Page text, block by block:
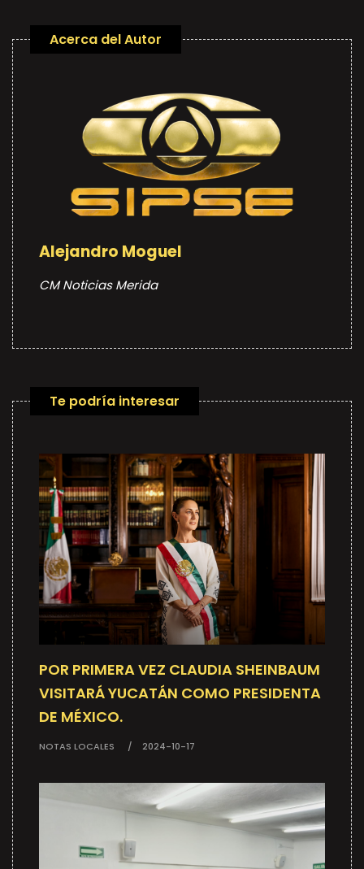
Acerca del Autor
Alejandro Moguel
CM Noticias Merida
Te podría interesar
POR PRIMERA VEZ CLAUDIA SHEINBAUM
VISITARÁ YUCATÁN COMO PRESIDENTA
DE MÉXICO.
NOTAS LOCALES 2024-10-17